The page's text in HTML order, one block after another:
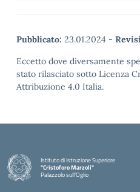
Pubblicato: 23.01.2024 -
Eccetto dove diversamente
stato rilasciato sotto Licenza
Attribuzione 4.0 Italia.
Istituto di Istruzione Superiore
"Cristoforo Marzoli"
Palazzolo sull'Oglio
— Visita la pagina iniziale della scuola